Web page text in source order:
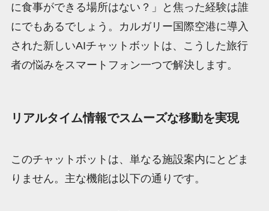
に食事ができる場所はない？」と焦った経験は誰
にでもあるでしょう。カルガリー国際空港に導入
された新しいAIチャットボットは、こうした旅行
者の悩みをスマートフォン一つで解決します。
リアルタイム情報でスムーズな移動を実現
このチャットボットは、単なる施設案内にとどま
りません。主な機能は以下の通りです。